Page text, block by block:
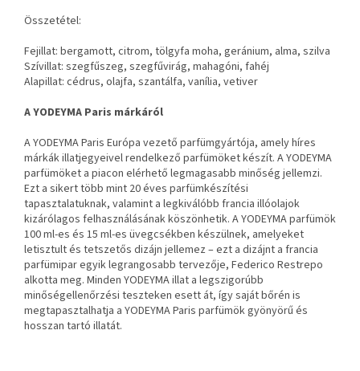
Összetétel:
Fejillat: bergamott, citrom, tölgyfa moha, geránium, alma, szilva
Szívillat: szegfűszeg, szegfűvirág, mahagóni, fahéj
Alapillat: cédrus, olajfa, szantálfa, vanília, vetiver
A YODEYMA Paris márkáról
A YODEYMA Paris Európa vezető parfümgyártója, amely híres
márkák illatjegyeivel rendelkező parfümöket készít. A YODEYMA
parfümöket a piacon elérhető legmagasabb minőség jellemzi.
Ezt a sikert több mint 20 éves parfümkészítési
tapasztalatuknak, valamint a legkiválóbb francia illóolajok
kizárólagos felhasználásának köszönhetik. A YODEYMA parfümök
100 ml-es és 15 ml-es üvegcsékben készülnek, amelyeket
letisztult és tetszetős dizájn jellemez – ezt a dizájnt a francia
parfümipar egyik legrangosabb tervezője, Federico Restrepo
alkotta meg. Minden YODEYMA illat a legszigorúbb
minőségellenőrzési teszteken esett át, így saját bőrén is
megtapasztalhatja a YODEYMA Paris parfümök gyönyörű és
hosszan tartó illatát.